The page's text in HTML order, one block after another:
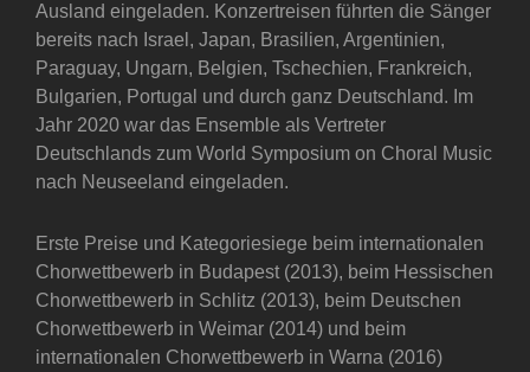
Ausland eingeladen. Konzertreisen führten die Sänger
bereits nach Israel, Japan, Brasilien, Argentinien,
Paraguay, Ungarn, Belgien, Tschechien, Frankreich,
Bulgarien, Portugal und durch ganz Deutschland. Im
Jahr 2020 war das Ensemble als Vertreter
Deutschlands zum World Symposium on Choral Music
nach Neuseeland eingeladen.
Erste Preise und Kategoriesiege beim internationalen
Chorwettbewerb in Budapest (2013), beim Hessischen
Chorwettbewerb in Schlitz (2013), beim Deutschen
Chorwettbewerb in Weimar (2014) und beim
internationalen Chorwettbewerb in Warna (2016)